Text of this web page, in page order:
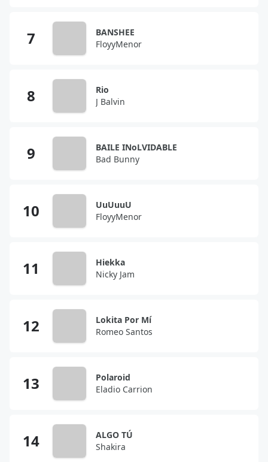
BANSHEE
FloyyMenor
Rio
J Balvin
BAILE INoLVIDABLE
Bad Bunny
UuUuuU
FloyyMenor
Hiekka
Nicky Jam
Lokita Por Mí
Romeo Santos
Polaroid
Eladio Carrion
ALGO TÚ
Shakira